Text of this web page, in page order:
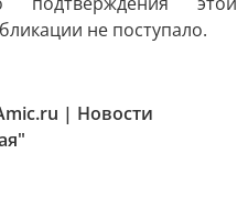
не поступало.
| Новости